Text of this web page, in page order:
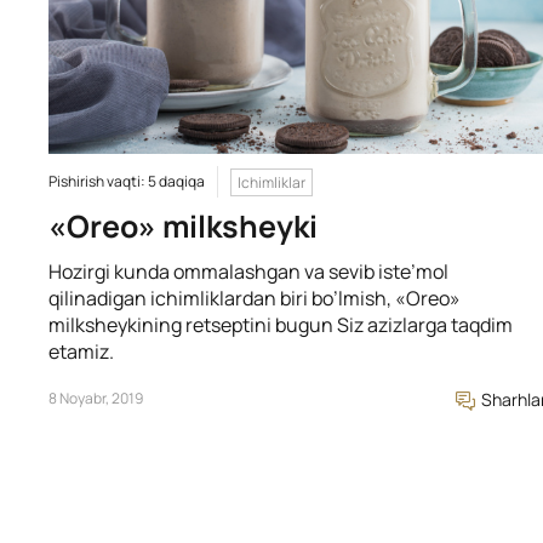
Pishirish vaqti: 5 daqiqa Ichimliklar
«Oreo» milksheyki
Hozirgi kunda ommalashgan va sevib iste’mol
qilinadigan ichimliklardan biri bo’lmish, «Oreo»
milksheykining retseptini bugun Siz azizlarga taqdim
etamiz.
8 Noyabr, 2019